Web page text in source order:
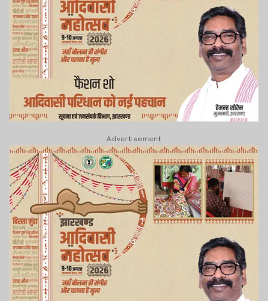
Advertisement